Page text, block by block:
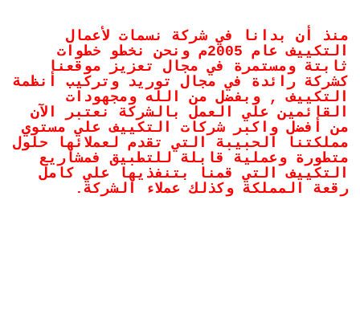
منذ أن بدانا في شركة نسمات لأعمال
التكييف عام 2005م ونحن نخطو خطوات
ثابتة ومستمرة في مجال تعزيز موقعنا
كشركة رائدة في مجال توريد وتركيب أنظمة
التكييف , وبفضل من الله ومجهودات
القائمين علي العمل بالشركة نعتبر الآن
من أفضل واكبر شركات التكييف علي مستوي
مملكتنا الحبيبة التي تقدم لعملائها حلول
متطورة وعملية قابلة للتطبيق فمشاريع
التكييف التي قمنا بتنفذيها علي كامل
رقعة المملكة وكذلك عملاء الشركة.